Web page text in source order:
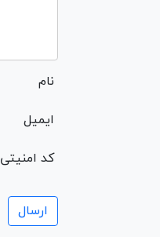
نام
ایمیل
* کد امنیتی